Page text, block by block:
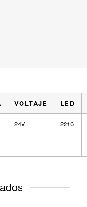
VOLTAJE LED
24V 2216